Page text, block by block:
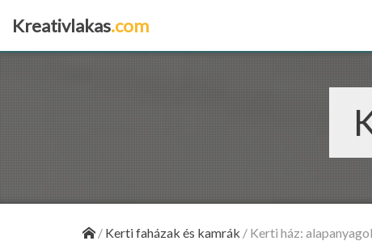
Kreativlakas.com
/ Kerti faházak és kamrák / Kerti ház: